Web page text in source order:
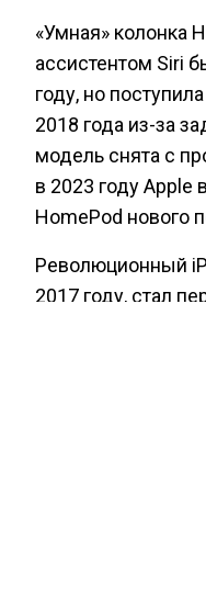
«Умная» колонка
ассистентом Siri
году, но
2018 года из-за
модель снята с
в 2023 году Apple
HomePod нового
Революционный
2017 году, стал